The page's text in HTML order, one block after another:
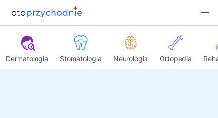
Dermatologia Stomatologia Neurologia Ortopedia